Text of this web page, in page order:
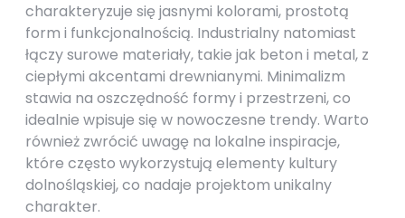
charakteryzuje się jasnymi kolorami, prostotą
form i funkcjonalnością. Industrialny natomiast
łączy surowe materiały, takie jak beton i metal, z
ciepłymi akcentami drewnianymi. Minimalizm
stawia na oszczędność formy i przestrzeni, co
idealnie wpisuje się w nowoczesne trendy. Warto
również zwrócić uwagę na lokalne inspiracje,
które często wykorzystują elementy kultury
dolnośląskiej, co nadaje projektom unikalny
charakter.